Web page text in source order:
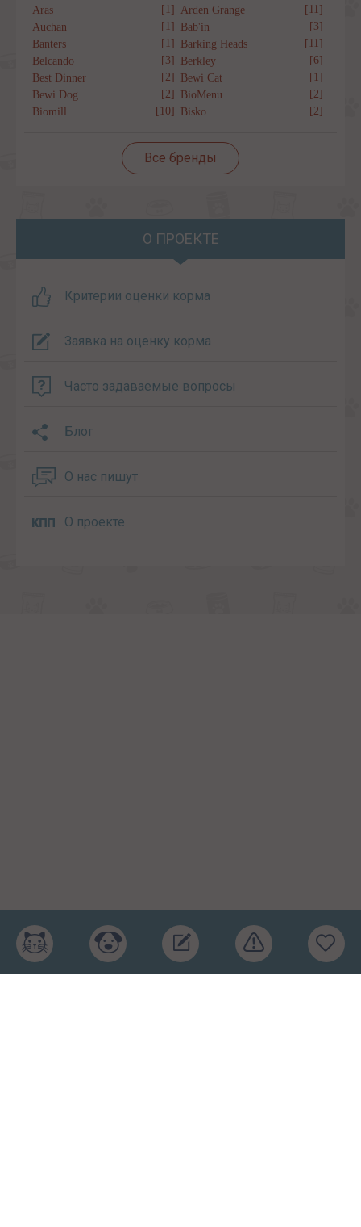
Aras
[1] Arden Grange
[11]
Auchan
[1] Bab'in
[3]
Banters
[1] Barking Heads
[11]
Belcando
[3] Berkley
[6]
Best Dinner
[2] Bewi Cat
[1]
Bewi Dog
[2] BioMenu
[2]
Biomill
[10] Bisko [2]
Все бренды
О ПРОЕКТЕ
Критерии оценки корма
Заявка на оценку корма
Часто задаваемые вопросы
Блог
О нас пишут
О проекте